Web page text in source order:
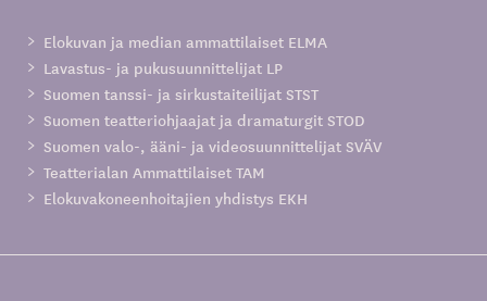
Elokuvan ja median ammattilaiset ELMA
Lavastus- ja pukusuunnittelijat LP
Suomen tanssi- ja sirkustaiteilijat STST
Suomen teatteriohjaajat ja dramaturgit STOD
Suomen valo-, ääni- ja videosuunnittelijat SVÄV
Teatterialan Ammattilaiset TAM
Elokuvakoneenhoitajien yhdistys EKH